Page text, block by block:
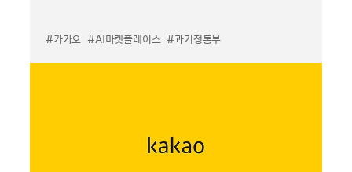
#카카오 #AI마켓플레이스 #과기정통부